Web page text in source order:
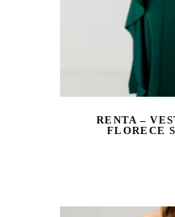
RENTA –
FLORECE